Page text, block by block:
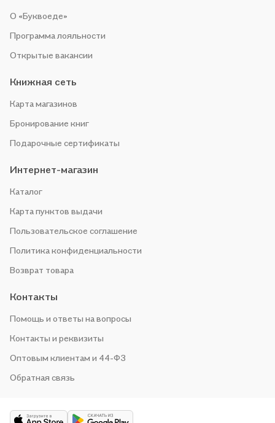
О «Буквоеде»
Программа лояльности
Открытые вакансии
Книжная сеть
Карта магазинов
Бронирование книг
Подарочные сертификаты
Интернет-магазин
Каталог
Карта пунктов выдачи
Пользовательское соглашение
Политика конфиденциальности
Возврат товара
Контакты
Помощь и ответы на вопросы
Контакты и реквизиты
Оптовым клиентам и 44-ФЗ
Обратная связь